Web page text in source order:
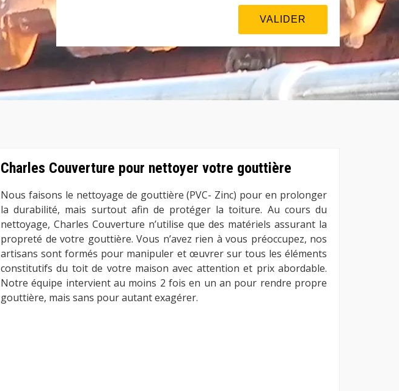
Charles Couverture pour nettoyer votre gouttière
Nous faisons le nettoyage de gouttière (PVC- Zinc) pour en prolonger
la durabilité, mais surtout afin de protéger la toiture. Au cours du
nettoyage, Charles Couverture n’utilise que des matériels assurant la
propreté de votre gouttière. Vous n’avez rien à vous préoccupez, nos
artisans sont formés pour manipuler et œuvrer sur tous les éléments
constitutifs du toit de votre maison avec attention et prix abordable.
Notre équipe intervient au moins 2 fois en un an pour rendre propre
gouttière, mais sans pour autant exagérer.